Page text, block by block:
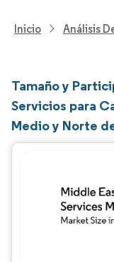
Inicio Análisis
Tamaño y
Servicios para
Medio y Norte